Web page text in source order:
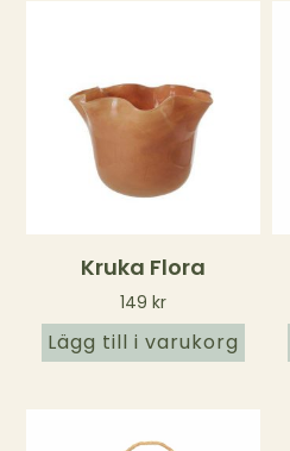
Kruka Flora
149kr
Lägg till i varukorg